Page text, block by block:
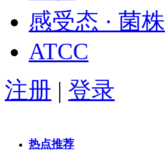
感受态 · 菌株
ATCC
注册 | 登录
热点推荐